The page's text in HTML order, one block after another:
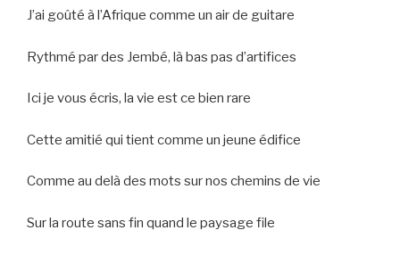
J’ai goûté à l’Afrique comme un air de guitare
Rythmé par des Jembé, là bas pas d’artifices
Ici je vous écris, la vie est ce bien rare
Cette amitié qui tient comme un jeune édifice
Comme au delà des mots sur nos chemins de vie
Sur la route sans fin quand le paysage file